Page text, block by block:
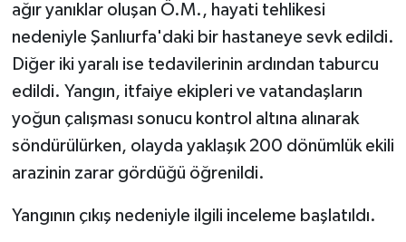
ağır yanıklar oluşan Ö.M., hayati tehlikesi
nedeniyle Şanlıurfa'daki bir hastaneye sevk edildi.
Diğer iki yaralı ise tedavilerinin ardından taburcu
edildi. Yangın, itfaiye ekipleri ve vatandaşların
yoğun çalışması sonucu kontrol altına alınarak
söndürülürken, olayda yaklaşık 200 dönümlük ekili
arazinin zarar gördüğü öğrenildi.
Yangının çıkış nedeniyle ilgili inceleme başlatıldı.